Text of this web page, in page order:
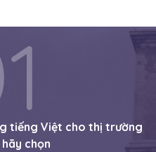
tiếng Việt cho thị trường
chọn